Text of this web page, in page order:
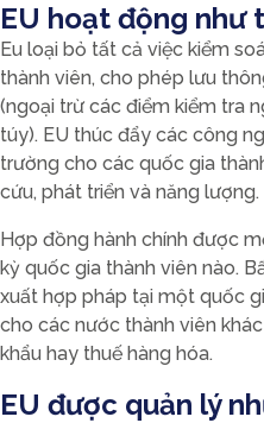
EU hoạt động như
Eu loại bỏ tất cả việc kiểm
thành viên, cho phép lưu
(ngoại trừ các điểm kiểm tra
túy). EU thúc đẩy các công
trường cho các quốc gia
cứu, phát triển và năng lượng.
Hợp đồng hành chính được
kỳ quốc gia thành viên nào.
xuất hợp pháp tại một quốc
cho các nước thành viên
khẩu hay thuế hàng hóa.
EU được quản lý